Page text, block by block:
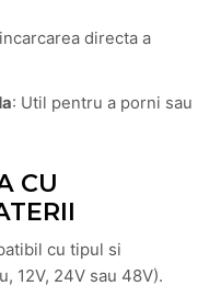
directa a
: Util pentru a porni sau
CU
cu tipul si
12V, 24V sau 48V).